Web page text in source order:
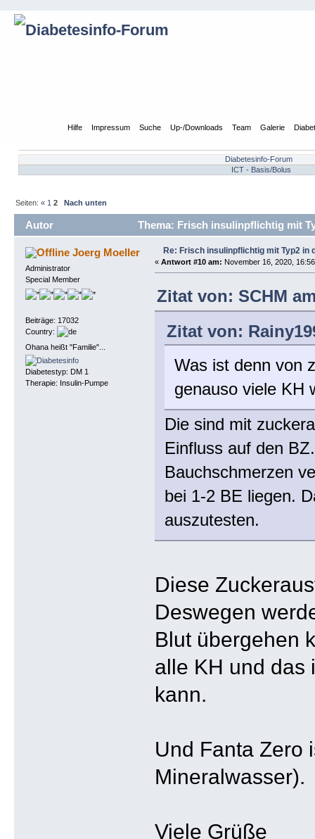
Hilfe Impressum Suche Up-/Downloads Team Galerie
Diabetesinfo-Forum
ICT - Basis/Bolus
Seiten:« 1 2 Nach unten
Autor Thema: Frisch insulinpflichtig mit
Joerg Moeller
Administrator
Special Member
Beiträge: 17032
Country:
Ohana heißt "Familie"...
Diabetestyp: DM 1
Therapie: Insulin-Pumpe
Re: Frisch insulinpflichtig mit Typ2 in
« Antwort #10 am: November 16, 2020,
Zitat von: SCHM
Zitat von:
Was ist denn von
genauso viele KH
Die sind mit
Einfluss auf den
Bauchschmerzen
bei 1-2 BE liegen.
auszutesten.
Diese
Deswegen
Blut übergehen
alle KH und das
kann.
Und Fanta Zero
Mineralwasser).
Viele Grüße